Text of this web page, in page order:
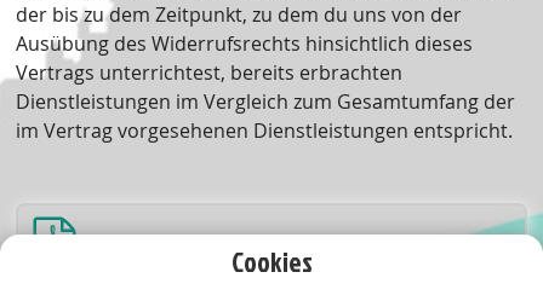
der bis zu dem Zeitpunkt, zu dem du uns von der
Ausübung des Widerrufsrechts hinsichtlich dieses
Vertrags unterrichtest, bereits erbrachten
Dienstleistungen im Vergleich zum Gesamtumfang der
im Vertrag vorgesehenen Dienstleistungen entspricht.
Muster-Widerrufsformular
Cookies